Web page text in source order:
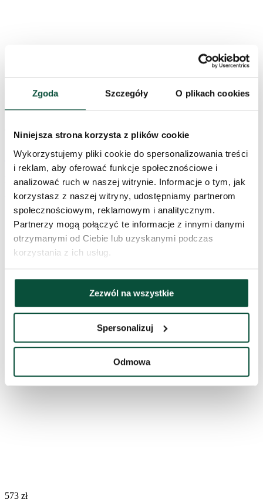
Zgoda Szczegóły O plikach cookies
Niniejsza strona korzysta z plików cookie
Wykorzystujemy pliki cookie do spersonalizowania treści
i reklam, aby oferować funkcje społecznościowe i
analizować ruch w naszej witrynie. Informacje o tym, jak
korzystasz z naszej witryny, udostępniamy partnerom
społecznościowym, reklamowym i analitycznym.
Partnerzy mogą połączyć te informacje z innymi danymi
otrzymanymi od Ciebie lub uzyskanymi podczas
korzystania z ich usług.
Zezwól na wszystkie
Spersonalizuj
Odmowa
619zł
Sztuczna roślina Fikus 150cm
Na stanie
UFIK150
573 zł